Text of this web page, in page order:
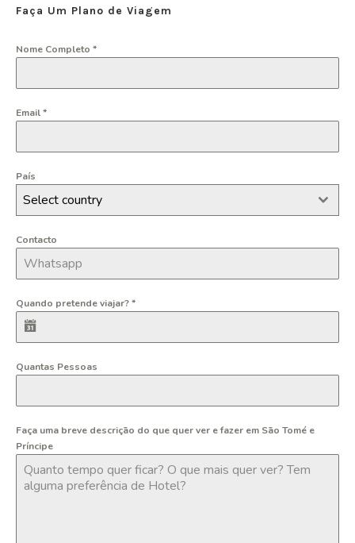
Faça Um Plano de Viagem
Nome Completo *
Email*
País
Select country
Contacto
Quando pretende viajar?*
Quantas Pessoas
Faça uma breve descrição do que quer ver e fazer em São Tomé e
Príncipe